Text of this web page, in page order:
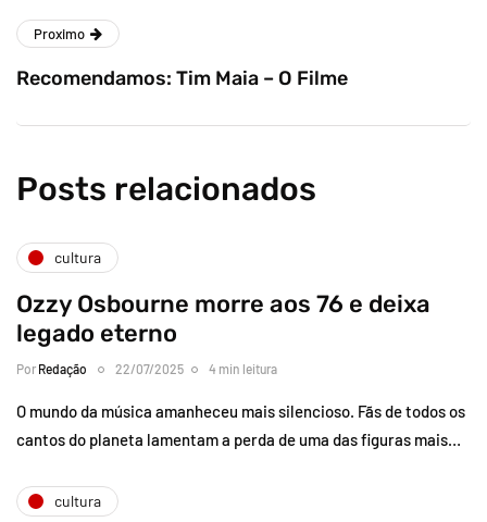
Proximo
Recomendamos: Tim Maia – O Filme
Posts relacionados
cultura
Ozzy Osbourne morre aos 76 e deixa
legado eterno
Por Redação 22/07/2025 4 min leitura
O mundo da música amanheceu mais silencioso. Fãs de todos os
cantos do planeta lamentam a perda de uma das figuras mais…
cultura